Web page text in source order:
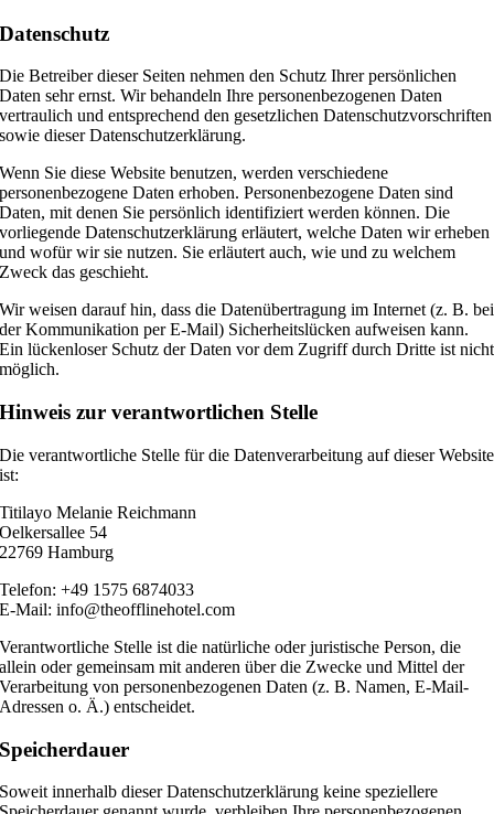
Datenschutz
Die Betreiber dieser Seiten nehmen den Schutz Ihrer persönlichen
Daten sehr ernst. Wir behandeln Ihre personenbezogenen Daten
vertraulich und entsprechend den gesetzlichen Datenschutzvorschriften
sowie dieser Datenschutzerklärung.
Wenn Sie diese Website benutzen, werden verschiedene
personenbezogene Daten erhoben. Personenbezogene Daten sind
Daten, mit denen Sie persönlich identifiziert werden können. Die
vorliegende Datenschutzerklärung erläutert, welche Daten wir erheben
und wofür wir sie nutzen. Sie erläutert auch, wie und zu welchem
Zweck das geschieht.
Wir weisen darauf hin, dass die Datenübertragung im Internet (z. B. bei
der Kommunikation per E-Mail) Sicherheitslücken aufweisen kann.
Ein lückenloser Schutz der Daten vor dem Zugriff durch Dritte ist nicht
möglich.
Hinweis zur verantwortlichen Stelle
Die verantwortliche Stelle für die Datenverarbeitung auf dieser Website
ist:
Titilayo Melanie Reichmann
Oelkersallee 54
22769 Hamburg
Telefon: +49 1575 6874033
E-Mail: info@theofflinehotel.com
Verantwortliche Stelle ist die natürliche oder juristische Person, die
allein oder gemeinsam mit anderen über die Zwecke und Mittel der
Verarbeitung von personenbezogenen Daten (z. B. Namen, E-Mail-
Adressen o. Ä.) entscheidet.
Speicherdauer
Soweit innerhalb dieser Datenschutzerklärung keine speziellere